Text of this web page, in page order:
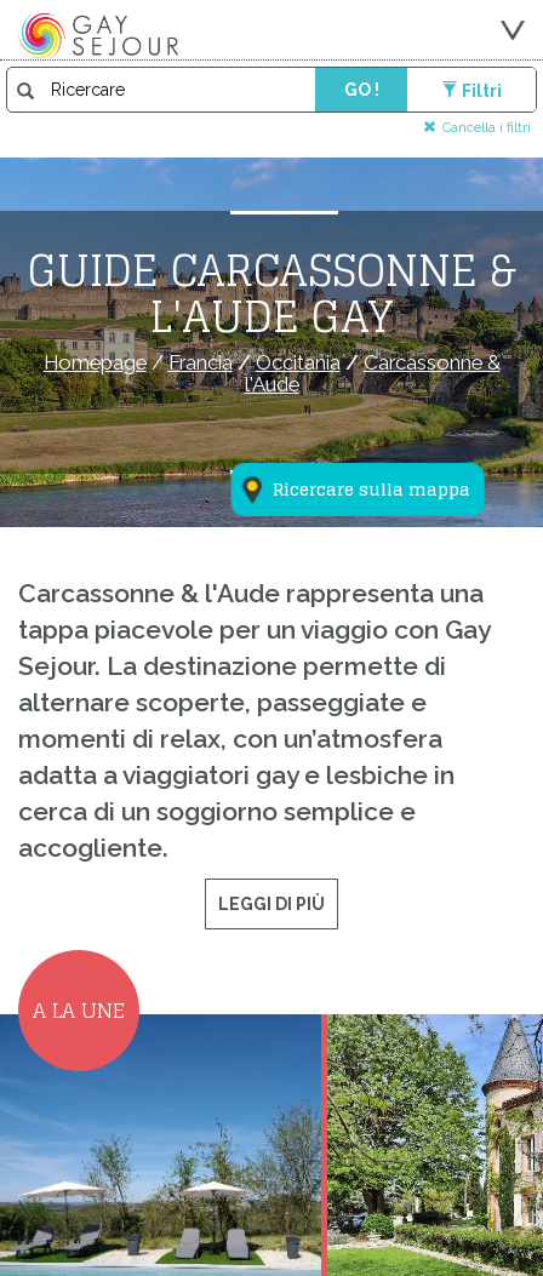
GO ! Filtri
Cancella i filtri
Ricercare sulla mappa
GUIDE CARCASSONNE &
L'AUDE GAY
Homepage/Francia/Occitania/Carcassonne &
l'Aude
Carcassonne & l'Aude rappresenta una
tappa piacevole per un viaggio con Gay
Sejour. La destinazione permette di
alternare scoperte, passeggiate e
momenti di relax, con un’atmosfera
adatta a viaggiatori gay e lesbiche in
cerca di un soggiorno semplice e
accogliente.
LEGGI DI PIÙ
A LA UNE